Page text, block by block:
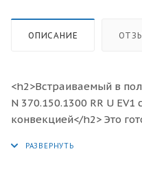
ОПИСАНИЕ
<h2>Встраиваемый в
N 370.150.1300 RR U EV1
конвекцией</h2> Это
изоляции от холодного